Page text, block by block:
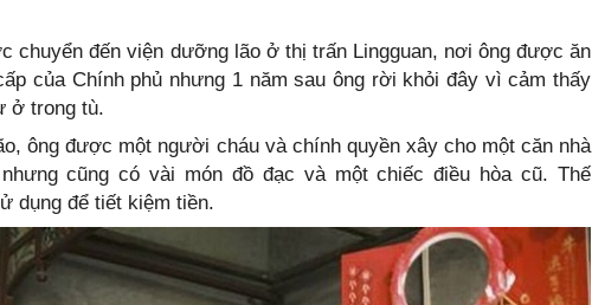
chuyển đến viện dưỡng lão ở thị trấn Lingguan, nơi ông được ăn
của Chính phủ nhưng 1 năm sau ông rời khỏi đây vì cảm thấy
ở trong tù.
ông được một người cháu và chính quyền xây cho một căn nhà
cũng có vài món đồ đạc và một chiếc điều hòa cũ. Thế
dụng để tiết kiệm tiền.